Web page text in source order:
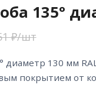
135°
₽/шт
покрытием от